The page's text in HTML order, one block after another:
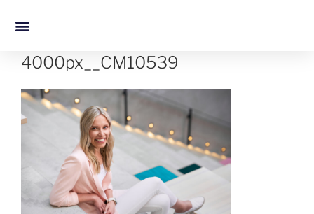
4000px__CM10539